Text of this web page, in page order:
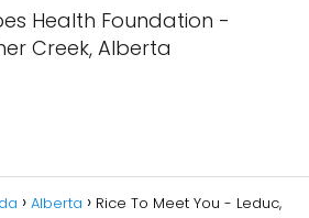
Health Foundation -
Creek, Alberta
Alberta Rice To Meet You - Leduc,